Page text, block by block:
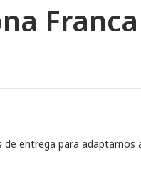
Franca
entrega para adaptarnos